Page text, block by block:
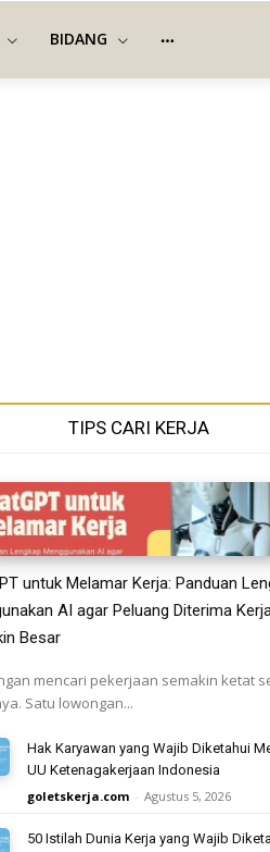
BIDANG
TIPS CARI KERJA
untuk Melamar Kerja: Panduan
AI agar Peluang Diterima
Besar
mencari pekerjaan semakin ketat
Satu lowongan...
Hak Karyawan yang Wajib Diketahui
UU Ketenagakerjaan Indonesia
goletskerja.com - Agustus 5, 2026
50 Istilah Dunia Kerja yang Wajib